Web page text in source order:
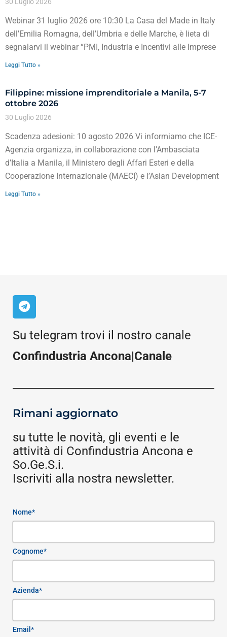
Webinar 31 luglio 2026 ore 10:30 La Casa del Made in Italy
dell’Emilia Romagna, dell’Umbria e delle Marche, è lieta di
segnalarvi il webinar “PMI, Industria e Incentivi alle Imprese
Leggi Tutto »
Filippine: missione imprenditoriale a Manila, 5-7
ottobre 2026
30 Luglio 2026
Scadenza adesioni: 10 agosto 2026 Vi informiamo che ICE-
Agenzia organizza, in collaborazione con l’Ambasciata
d’Italia a Manila, il Ministero degli Affari Esteri e della
Cooperazione Internazionale (MAECI) e l’Asian Development
Leggi Tutto »
Su telegram trovi il nostro canale
Confindustria Ancona|Canale
Rimani aggiornato
su tutte le novità, gli eventi e le
attività di Confindustria Ancona e
So.Ge.S.i.
Iscriviti alla nostra newsletter.
Nome*
Cognome*
Azienda*
Email*